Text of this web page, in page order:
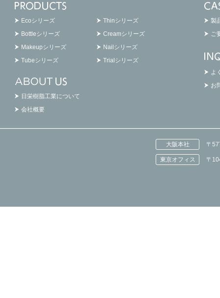
Ecoシリーズ
Thinシリーズ
Bottleシリーズ
Creamシリーズ
Makeupシリーズ
Nailシリーズ
Tubeシリーズ
Trialシリーズ
日栄樹脂工業について
会社概要
製
ご
よ
お
大阪本社 〒
東京オフィス 〒